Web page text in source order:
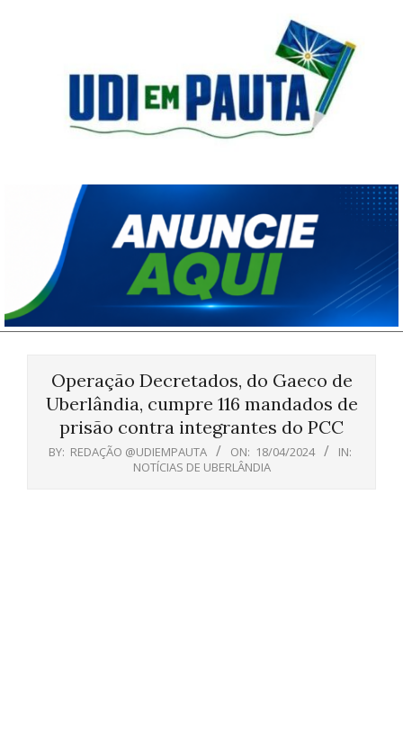
Pauta
Operação Decretados, do Gaeco de
Uberlândia, cumpre 116 mandados de
prisão contra integrantes do PCC
BY: REDAÇÃO @UDIEMPAUTA ON: 18/04/2024
IN:
NOTÍCIAS DE UBERLÂNDIA